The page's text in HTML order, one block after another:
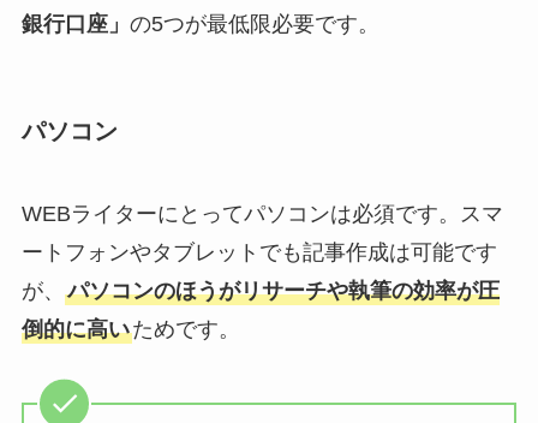
銀行口座」 の5つが最低限必要です。
パソコン
WEBライターにとってパソコンは必須です。スマ
ートフォンやタブレットでも記事作成は可能です
が、 パソコンのほうがリサーチや執筆の効率が圧
倒的に高いためです。